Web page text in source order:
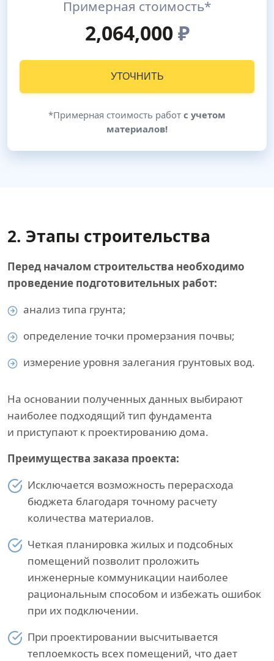
Примерная стоимость*
2,064,000₽
УТОЧНИТЬ
*Примерная стоимость работ с учетом
материалов!
2. Этапы строительства
Перед началом строительства необходимо
проведение подготовительных работ:
анализ типа грунта;
определение точки промерзания почвы;
измерение уровня залегания грунтовых вод.
На основании полученных данных выбирают
наиболее подходящий тип фундамента
и приступают к проектированию дома.
Преимущества заказа проекта:
Исключается возможность перерасхода
бюджета благодаря точному расчету
количества материалов.
Четкая планировка жилых и подсобных
помещений позволит проложить
инженерные коммуникации наиболее
рациональным способом и избежать ошибок
при их подключении.
При проектировании высчитывается
теплоемкость всех помещений, что дает